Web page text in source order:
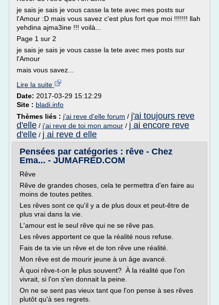
je sais je sais je vous casse la tete avec mes posts sur
l'Amour :D mais vous savez c'est plus fort que moi !!!!!!! llah
yehdina ajma3ine !!! voilà...
Page 1 sur 2
je sais je sais je vous casse la tete avec mes posts sur
l'Amour
mais vous savez...
Lire la suite
Date: 2017-03-29 15:12:29
Site : bladi.info
Thèmes liés : j'ai reve d'elle forum / j'ai toujours reve
d'elle / j'ai reve de toi mon amour / j ai encore reve
d'elle / j ai reve d elle
Pensées par catégories : rêve - Chez
Ema... - JUMAFRED.COM
Rêve
Rêve de grandes choses, cela te permettra d'en faire au
moins de toutes petites.
Les rêves sont ce qu'il y a de plus doux et peut-être de
plus vrai dans la vie.
L'amour est le seul rêve qui ne se rêve pas.
Les rêves apportent ce que la réalité nous refuse.
Fais de ta vie un rêve et de ton rêve une réalité.
Mon rêve est de mourir jeune à un âge avancé.
À quoi rêve-t-on le plus souvent? À la réalité que l'on
vivrait, si l'on s'en donnait la peine.
On ne se sent pas vieux tant que l'on pense à ses rêves
plutôt qu'à ses regrets.